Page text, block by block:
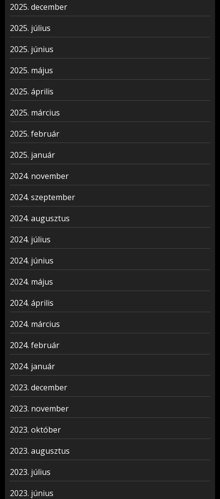
2025. december
2025. július
2025. június
2025. május
2025. április
2025. március
2025. február
2025. január
2024. november
2024. szeptember
2024. augusztus
2024. július
2024. június
2024. május
2024. április
2024. március
2024. február
2024. január
2023. december
2023. november
2023. október
2023. augusztus
2023. július
2023. június